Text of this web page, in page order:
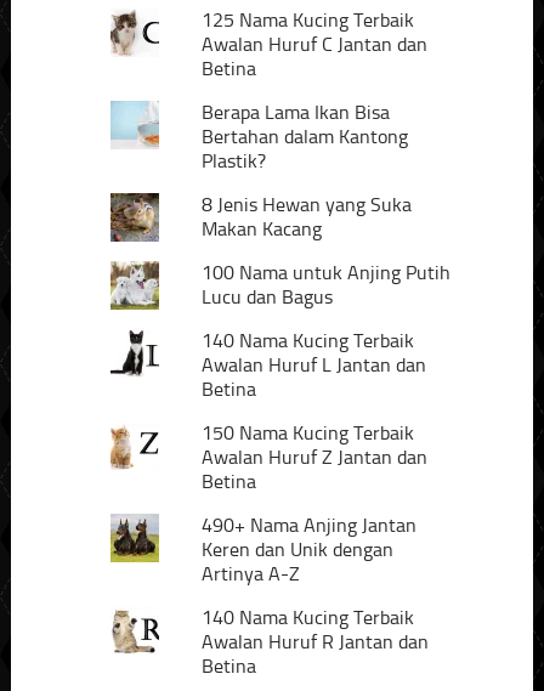
125 Nama Kucing Terbaik
Awalan Huruf C Jantan dan
Betina
Berapa Lama Ikan Bisa
Bertahan dalam Kantong
Plastik?
8 Jenis Hewan yang Suka
Makan Kacang
100 Nama untuk Anjing Putih
Lucu dan Bagus
140 Nama Kucing Terbaik
Awalan Huruf L Jantan dan
Betina
150 Nama Kucing Terbaik
Awalan Huruf Z Jantan dan
Betina
490+ Nama Anjing Jantan
Keren dan Unik dengan
Artinya A-Z
140 Nama Kucing Terbaik
Awalan Huruf R Jantan dan
Betina